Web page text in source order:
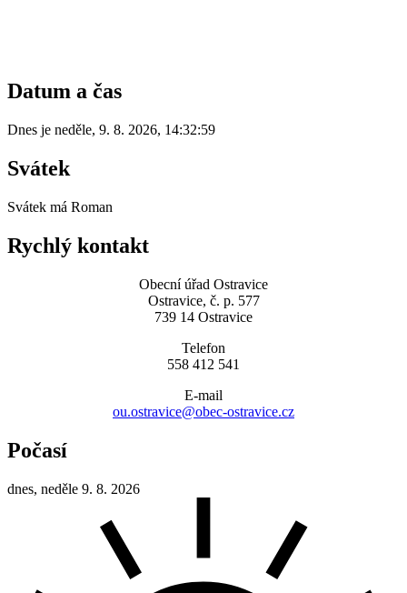
Datum a čas
Dnes je neděle, 9. 8. 2026, 14:32:59
Svátek
Svátek má Roman
Rychlý kontakt
Obecní úřad Ostravice
Ostravice, č. p. 577
739 14 Ostravice
Telefon
558 412 541
E-mail
ou.ostravice@obec-ostravice.cz
Počasí
dnes, neděle 9. 8. 2026